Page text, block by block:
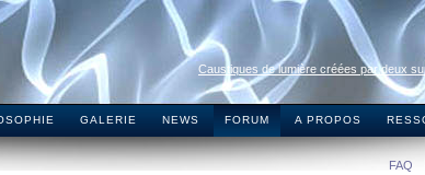
Caustiques de lumière créées par deux
GALERIE NEWS FORUM A PROPOS
FAQ